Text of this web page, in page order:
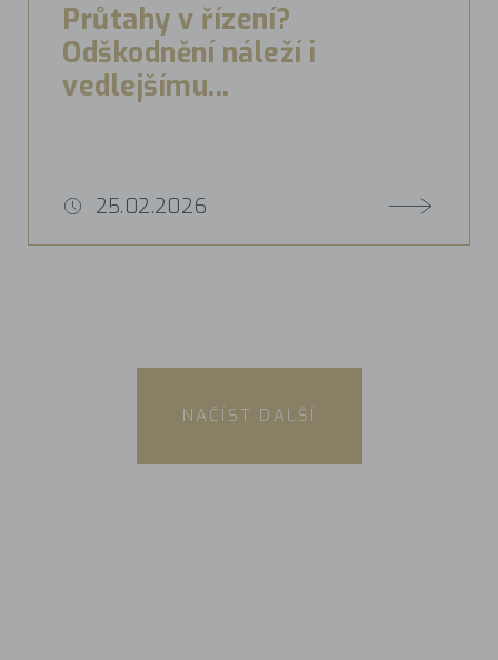
Průtahy v řízení?
Odškodnění náleží i
vedlejšímu...
25.02.2026
NAČÍST DALŠÍ